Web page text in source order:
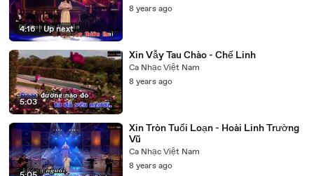
4:16 | Up next
8 years ago
5:03
Xin Vẫy Tau Chào - Chế Linh
Ca Nhạc Việt Nam
8 years ago
Xin Tròn Tuổi Loạn - Hoài Linh Trường
Vũ
Ca Nhạc Việt Nam
8 years ago